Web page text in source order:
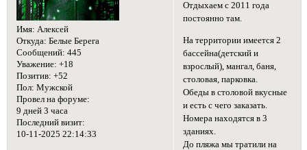
Имя: Алексей
Откуда: Белые Берега
Сообщений: 445
Уважение: +18
Позитив: +52
Пол: Мужской
Провел на форуме:
9 дней 3 часа
Последний визит:
10-11-2025 22:14:33
Отдыхаем с 2011 года
постоянно там.
На территории имеется 2
бассейна(детский и
взрослый), мангал, баня,
столовая, парковка.
Обеды в столовой вкусные
и есть с чего заказать.
Номера находятся в 3
зданиях.
До пляжа мы тратили на